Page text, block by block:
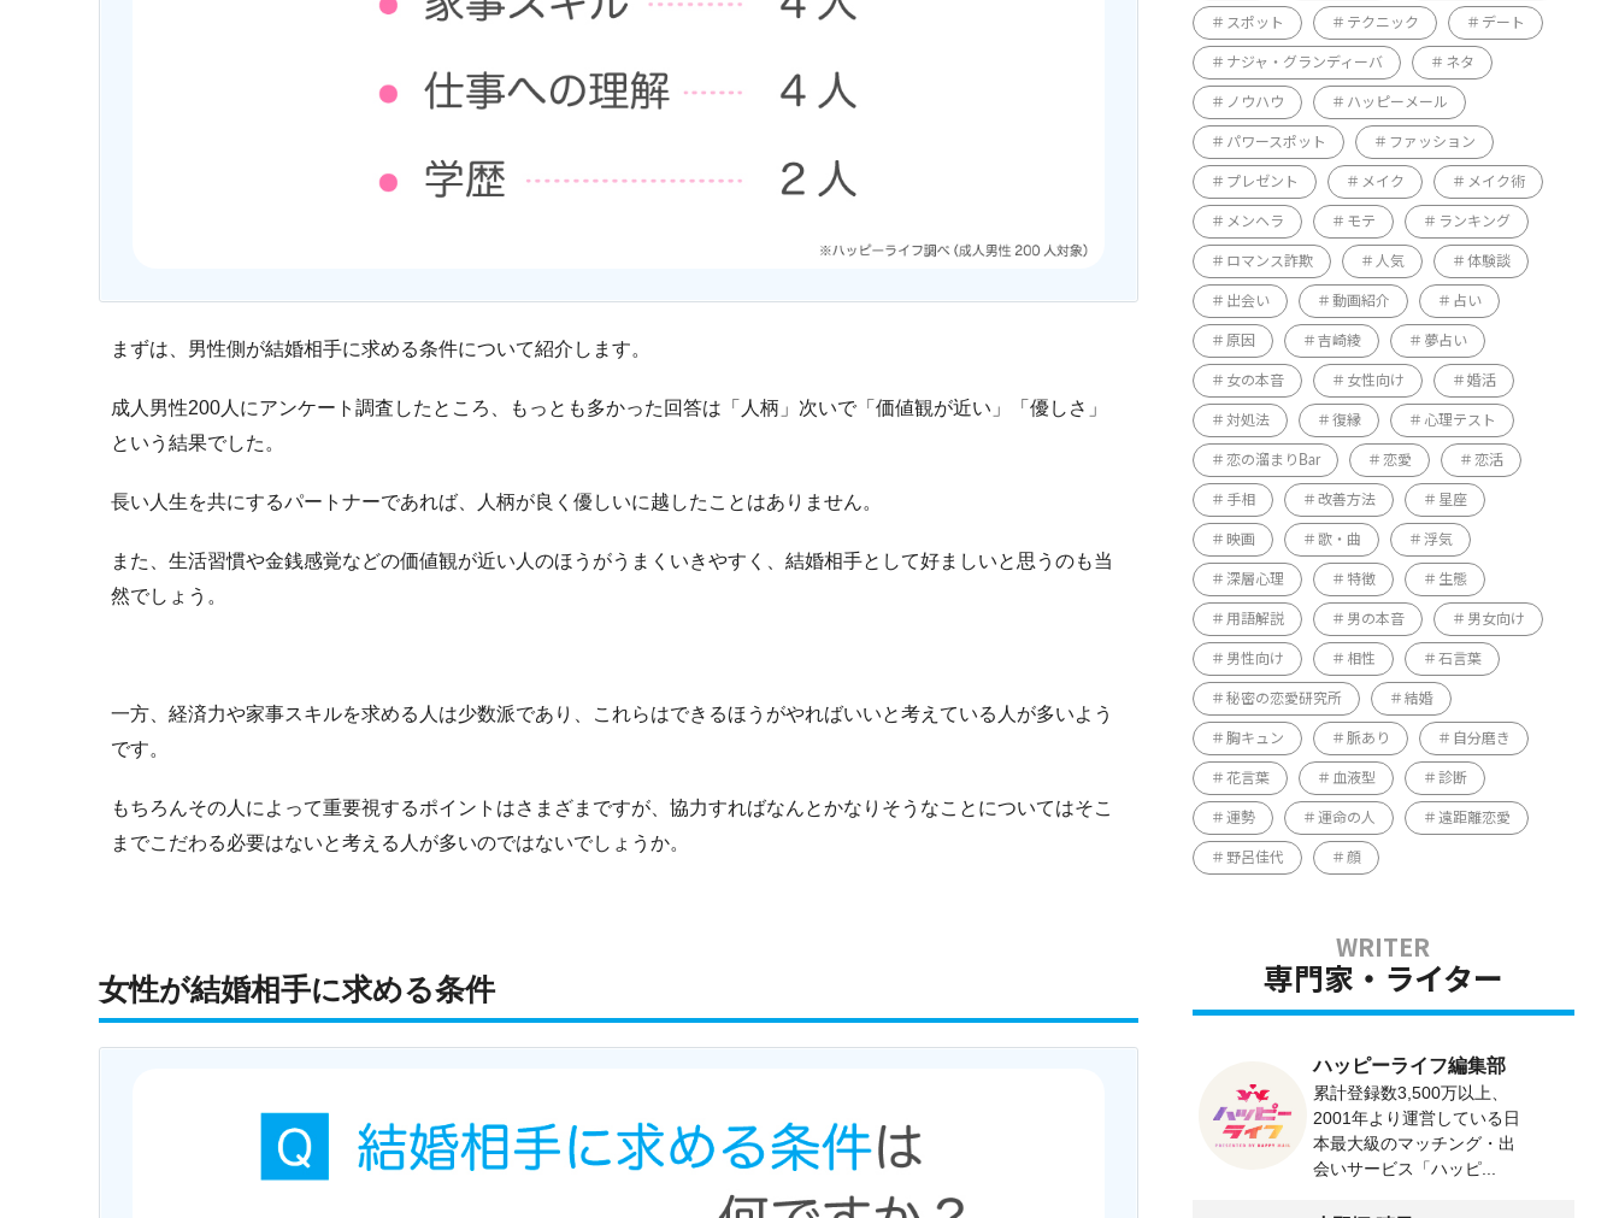
まずは、男性側が結婚相手に求める条件について紹介します。
成人男性200人にアンケート調査したところ、もっとも多かった回答は「人柄」次いで「価値観が近い」「優しさ」
という結果でした。
長い人生を共にするパートナーであれば、人柄が良く優しいに越したことはありません。
また、生活習慣や金銭感覚などの価値観が近い人のほうがうまくいきやすく、結婚相手として好ましいと思うのも当
然でしょう。
一方、経済力や家事スキルを求める人は少数派であり、これらはできるほうがやればいいと考えている人が多いよう
です。
もちろんその人によって重要視するポイントはさまざまですが、協力すればなんとかなりそうなことについてはそこ
までこだわる必要はないと考える人が多いのではないでしょうか。
女性が結婚相手に求める条件
スポット テクニック デート
ナジャ・グランディーバ ネタ
ノウハウ ハッピーメール
パワースポット ファッション
プレゼント メイク メイク術
メンヘラ モテ ランキング
ロマンス詐欺 人気 体験談
出会い 動画紹介 占い
原因 吉崎綾 夢占い
女の本音 女性向け 婚活
対処法 復縁 心理テスト
恋の溜まりBar 恋愛 恋活
手相 改善方法 星座
映画 歌・曲 浮気
深層心理 特徴 生態
用語解説 男の本音 男女向け
男性向け 相性 石言葉
秘密の恋愛研究所 結婚
胸キュン 脈あり 自分磨き
花言葉 血液型 診断
運勢 運命の人 遠距離恋愛
野呂佳代 顔
専門家・ライター
ハッピーライフ編集部
累計登録数3,500万以上、
2001年より運営している日
本最大級のマッチング・出
会いサービス「ハッピ...